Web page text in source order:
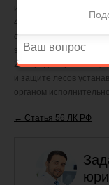
инвентаря к месту
4) осуществление
с использованием
защите лесов от
2. Порядок
и защите лесов
органом
← Статья 56 ЛК РФ